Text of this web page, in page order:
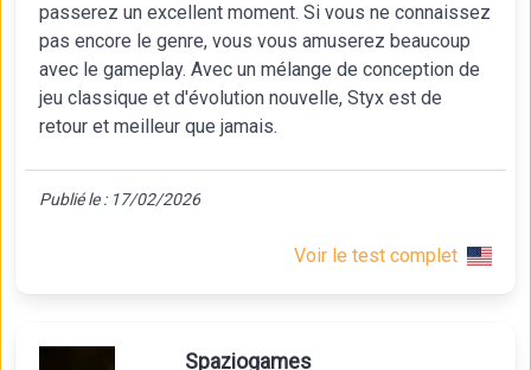
passerez un excellent moment. Si vous ne connaissez
pas encore le genre, vous vous amuserez beaucoup
avec le gameplay. Avec un mélange de conception de
jeu classique et d'évolution nouvelle, Styx est de
retour et meilleur que jamais.
Publié le : 17/02/2026
Voir le test complet
Spaziogames